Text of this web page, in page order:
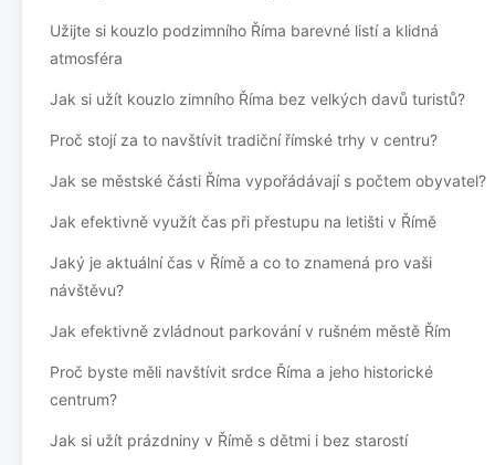
Užijte si kouzlo podzimního Říma barevné listí a klidná
atmosféra
Jak si užít kouzlo zimního Říma bez velkých davů turistů?
Proč stojí za to navštívit tradiční římské trhy v centru?
Jak se městské části Říma vypořádávají s počtem obyvatel?
Jak efektivně využít čas při přestupu na letišti v Římě
Jaký je aktuální čas v Římě a co to znamená pro vaši
návštěvu?
Jak efektivně zvládnout parkování v rušném městě Řím
Proč byste měli navštívit srdce Říma a jeho historické
centrum?
Jak si užít prázdniny v Římě s dětmi i bez starostí